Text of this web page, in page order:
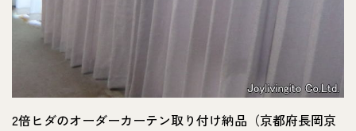
2倍ヒダのオーダーカーテン取り付け納品（京都府長岡京